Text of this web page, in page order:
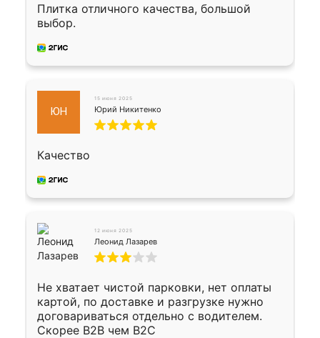
Плитка отличного качества, большой
выбор.
ЮН
15 июня 2025
Юрий Никитенко
Качество
12 июня 2025
Леонид Лазарев
Не хватает чистой парковки, нет оплаты
картой, по доставке и разгрузке нужно
договариваться отдельно с водителем.
Скорее B2B чем B2C